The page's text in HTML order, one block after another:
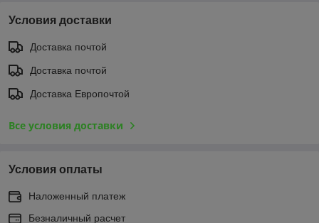
Условия доставки
Доставка почтой
Доставка почтой
Доставка Европочтой
Все условия доставки
Условия оплаты
Наложенный платеж
Безналичный расчет